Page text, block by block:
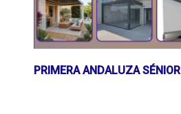
PRIMERA ANDALUZA SÉNIOR